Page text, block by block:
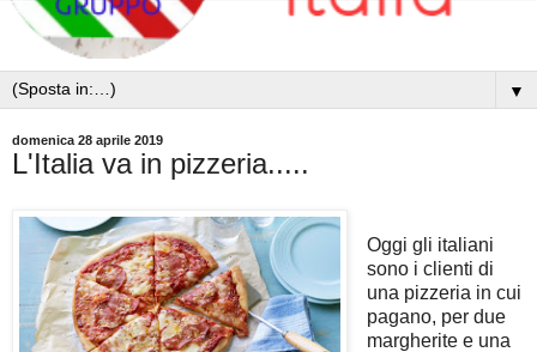
▼
domenica 28 aprile 2019
L'Italia va in pizzeria.....
Oggi gli italiani
sono i clienti di
una pizzeria in cui
pagano, per due
margherite e una